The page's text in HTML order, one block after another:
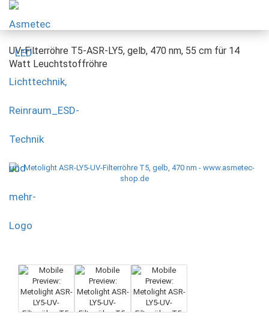
UV-Filterröhre T5-ASR-LY5, gelb, 470 nm, 55 cm für 14
Watt Leuchtstoffröhre